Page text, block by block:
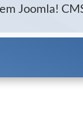
Joomla!